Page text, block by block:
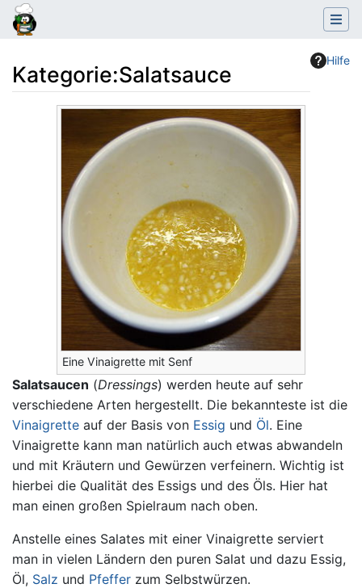
Hilfe
Kategorie:Salatsauce
Wechseln zu:Navigation,Suche
Eine Vinaigrette mit Senf
Salatsaucen (Dressings) werden heute auf sehr
verschiedene Arten hergestellt. Die bekannteste ist die
Vinaigrette auf der Basis von Essig und Öl. Eine
Vinaigrette kann man natürlich auch etwas abwandeln
und mit Kräutern und Gewürzen verfeinern. Wichtig ist
hierbei die Qualität des Essigs und des Öls. Hier hat
man einen großen Spielraum nach oben.
Anstelle eines Salates mit einer Vinaigrette serviert
man in vielen Ländern den puren Salat und dazu Essig,
Öl, Salz und Pfeffer zum Selbstwürzen.